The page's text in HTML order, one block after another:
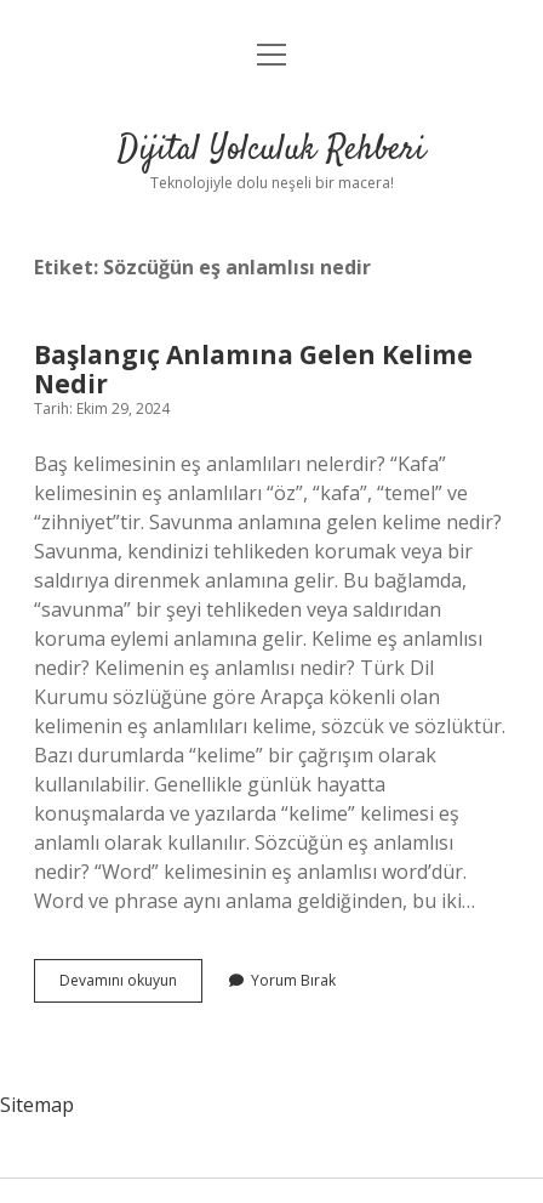
Anasayfa
Yasal Uyarı
menüyü
Dijital Yolculuk Rehberi
Teknolojiyle dolu neşeli bir macera!
Etiket: Sözcüğün eş anlamlısı nedir
Başlangıç Anlamına Gelen Kelime
Nedir
Tarih: Ekim 29, 2024
Baş kelimesinin eş anlamlıları nelerdir? “Kafa”
kelimesinin eş anlamlıları “öz”, “kafa”, “temel” ve
“zihniyet”tir. Savunma anlamına gelen kelime nedir?
Savunma, kendinizi tehlikeden korumak veya bir
saldırıya direnmek anlamına gelir. Bu bağlamda,
“savunma” bir şeyi tehlikeden veya saldırıdan
koruma eylemi anlamına gelir. Kelime eş anlamlısı
nedir? Kelimenin eş anlamlısı nedir? Türk Dil
Kurumu sözlüğüne göre Arapça kökenli olan
kelimenin eş anlamlıları kelime, sözcük ve sözlüktür.
Bazı durumlarda “kelime” bir çağrışım olarak
kullanılabilir. Genellikle günlük hayatta
konuşmalarda ve yazılarda “kelime” kelimesi eş
anlamlı olarak kullanılır. Sözcüğün eş anlamlısı
nedir? “Word” kelimesinin eş anlamlısı word’dür.
Word ve phrase aynı anlama geldiğinden, bu iki…
Devamını okuyun Başlangıç
Anlamına
Yorum Bırak
Sitemap